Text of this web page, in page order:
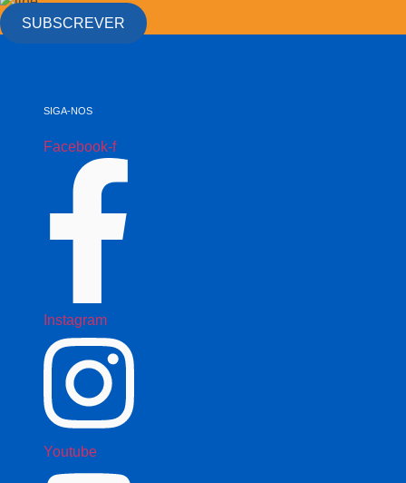
SUBSCREVER
SIGA-NOS
Facebook-f
Instagram
Youtube